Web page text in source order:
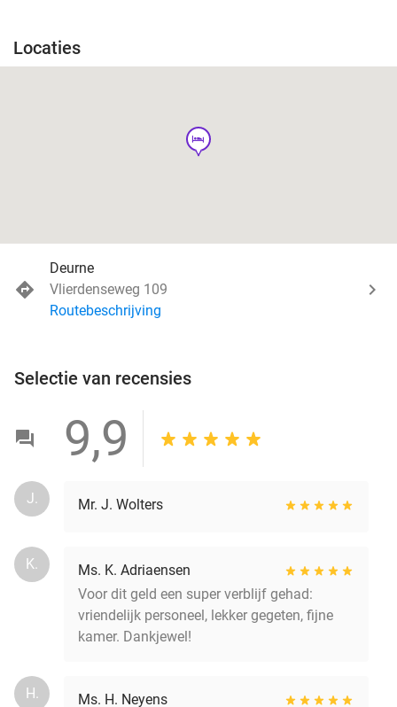
Locaties
hotel
Deurne
Vlierdenseweg 109
Routebeschrijving
Selectie van recensies
9,9
J. Mr. J. Wolters
K.
Ms. K. Adriaensen
Voor dit geld een super verblijf gehad:
vriendelijk personeel, lekker gegeten, fijne
kamer. Dankjewel!
H.
Ms. H. Neyens